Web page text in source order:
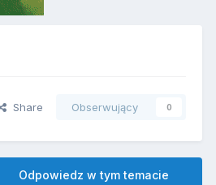
Share Obserwujący 0
Odpowiedz w tym temacie